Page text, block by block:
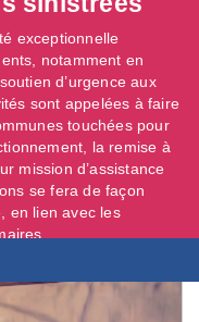
exceptionnelle
notamment en
d’urgence aux
sont appelées à faire
touchées pour
la remise à
mission d’assistance
se fera de façon
en lien avec les
...